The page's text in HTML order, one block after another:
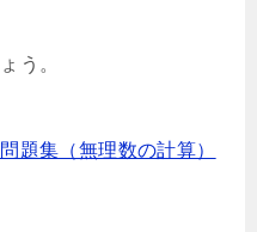
う。
題集（無理数の計算）